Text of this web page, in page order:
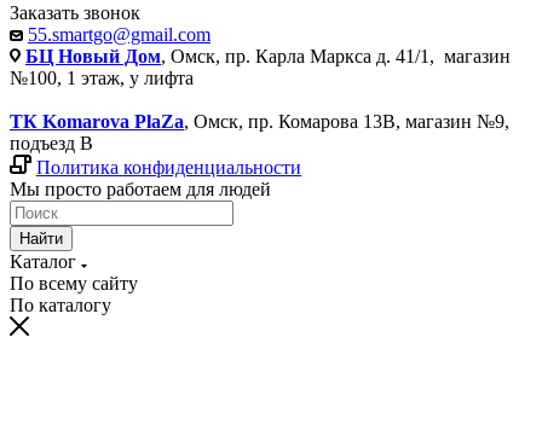
Заказать звонок
55.smartgo@gmail.com
БЦ Новый Дом, Омск, пр. Карла Маркса д. 41/1, магазин
№100, 1 этаж, у лифта
ТК Komarova PlaZa, Омск, пр. Комарова 13В, магазин №9,
подъезд В
Политика конфиденциальности
Мы просто работаем для людей
Найти
Каталог
По всему сайту
По каталогу